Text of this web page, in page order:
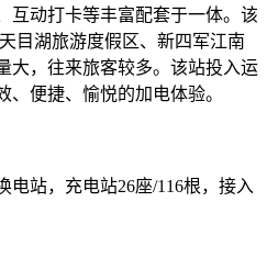
互动打卡等丰富配套于一体。该
目湖旅游度假区、新四军江南
大，往来旅客较多。该站投入运
便捷、愉悦的加电体验。
电站，充电站26座/116根，接入